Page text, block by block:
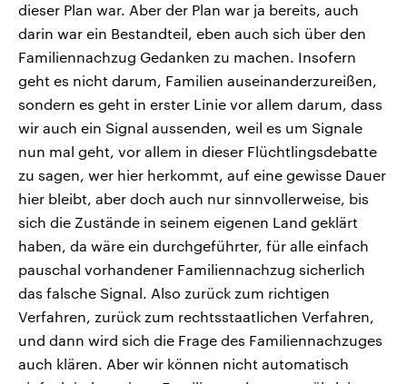
dieser Plan war. Aber der Plan war ja bereits, auch
darin war ein Bestandteil, eben auch sich über den
Familiennachzug Gedanken zu machen. Insofern
geht es nicht darum, Familien auseinanderzureißen,
sondern es geht in erster Linie vor allem darum, dass
wir auch ein Signal aussenden, weil es um Signale
nun mal geht, vor allem in dieser Flüchtlingsdebatte
zu sagen, wer hier herkommt, auf eine gewisse Dauer
hier bleibt, aber doch auch nur sinnvollerweise, bis
sich die Zustände in seinem eigenen Land geklärt
haben, da wäre ein durchgeführter, für alle einfach
pauschal vorhandener Familiennachzug sicherlich
das falsche Signal. Also zurück zum richtigen
Verfahren, zurück zum rechtsstaatlichen Verfahren,
und dann wird sich die Frage des Familiennachzuges
auch klären. Aber wir können nicht automatisch